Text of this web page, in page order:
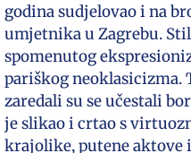
godina sudjelovao i na
umjetnika u Zagrebu.
spomenutog
pariškog
zaredali su se učestali
je slikao i crtao s
krajolike, putene aktove